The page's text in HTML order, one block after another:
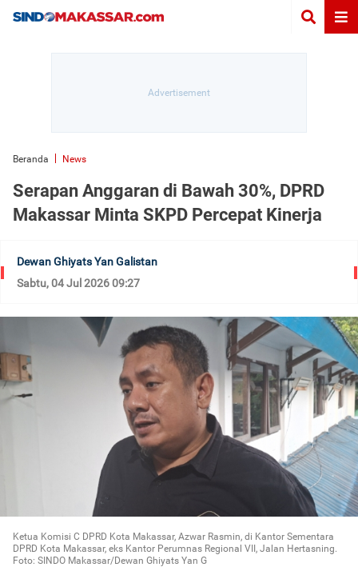
Beranda News
Serapan Anggaran di Bawah 30%, DPRD
Makassar Minta SKPD Percepat Kinerja
Dewan Ghiyats Yan Galistan
Sabtu, 04 Jul 2026 09:27
Ketua Komisi C DPRD Kota Makassar, Azwar Rasmin, di Kantor Sementara
DPRD Kota Makassar, eks Kantor Perumnas Regional VII, Jalan Hertasning.
Foto: SINDO Makassar/Dewan Ghiyats Yan G